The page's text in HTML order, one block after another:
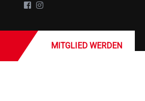
MITGLIED WERDEN